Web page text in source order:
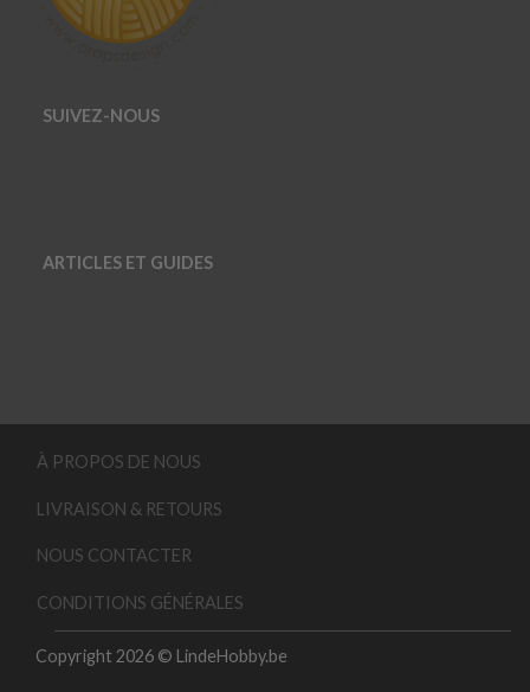
SUIVEZ-NOUS
ARTICLES ET GUIDES
À PROPOS DE NOUS
LIVRAISON & RETOURS
NOUS CONTACTER
CONDITIONS GÉNÉRALES
Copyright 2026 © LindeHobby.be